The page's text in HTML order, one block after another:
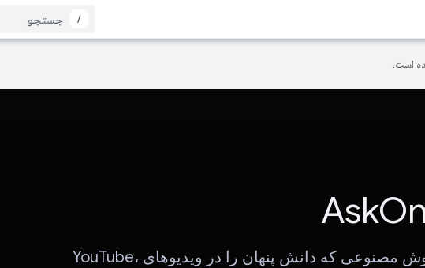
/
است.
ربات چت هوش مصنوعی که دانش پنهان را در ویدیوهای YouTube،